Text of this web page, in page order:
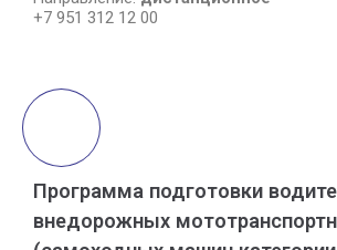
+7 951 312 12 00
Программа подготовки
внедорожных